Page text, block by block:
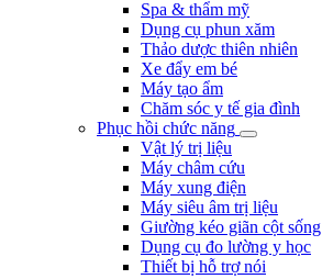
Spa & thẩm mỹ
Dụng cụ phun xăm
Thảo dược thiên nhiên
Xe đẩy em bé
Máy tạo ẩm
Chăm sóc y tế gia đình
Phục hồi chức năng
Vật lý trị liệu
Máy châm cứu
Máy xung điện
Máy siêu âm trị liệu
Giường kéo giãn cột sống
Dụng cụ đo lường y học
Thiết bị hỗ trợ nói